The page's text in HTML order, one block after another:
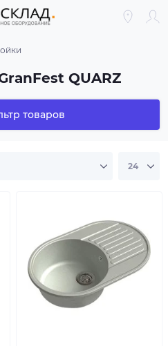
QUARZ
товаров